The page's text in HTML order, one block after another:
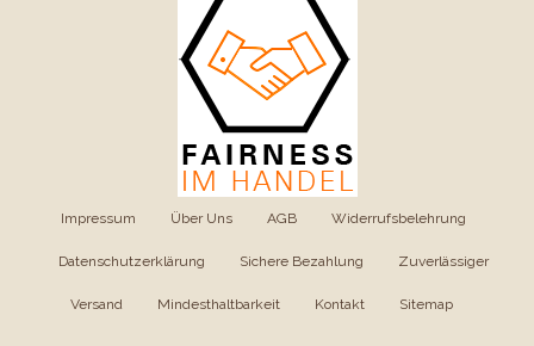
Impressum Über Uns AGB Widerrufsbelehrung
Datenschutzerklärung Sichere Bezahlung Zuverlässiger
Versand Mindesthaltbarkeit Kontakt Sitemap